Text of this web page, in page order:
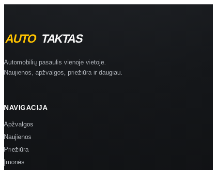
Automobilių pasaulis vienoje vietoje.
Naujienos, apžvalgos, priežiūra ir daugiau.
NAVIGACIJA
Apžvalgos
Naujienos
Priežiūra
Įmonės